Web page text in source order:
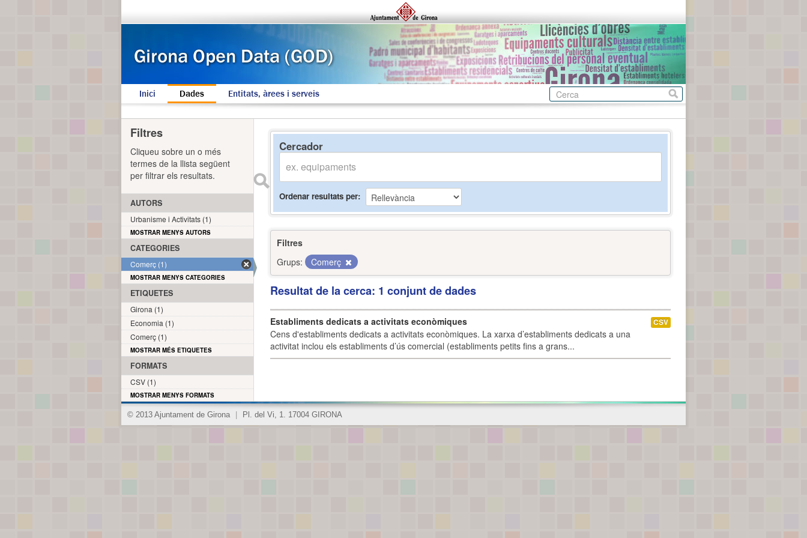
Inici Dades Entitats, àrees i serveis
Cercador
Ordenar resultats per
Filtres
Grups:
Comerç
Resultat de la cerca: 1 conjunt de dades
Establiments dedicats a activitats econòmiques
Cens d'establiments dedicats a activitats econòmiques. La xarxa d’establiments dedicats a una
activitat inclou els establiments d’ús comercial (establiments petits fins a grans...
CSV
Filtres
Cliqueu sobre un o més
termes de la llista següent
per filtrar els resultats.
AUTORS
Urbanisme i Activitats (1)
MOSTRAR MENYS AUTORS
CATEGORIES
Comerç (1)
MOSTRAR MENYS CATEGORIES
ETIQUETES
Girona (1)
Economia (1)
Comerç (1)
MOSTRAR MÉS ETIQUETES
FORMATS
CSV (1)
MOSTRAR MENYS FORMATS
© 2013 Ajuntament de Girona Pl. del Vi, 1. 17004 GIRONA